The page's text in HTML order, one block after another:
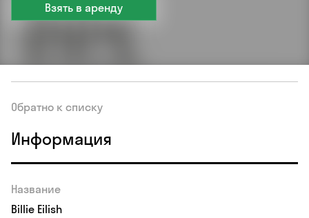
Взять в аренду
Обратно к списку
Информация
Название
Billie Eilish